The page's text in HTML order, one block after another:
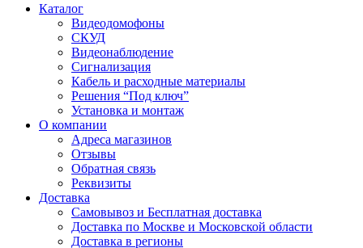
Каталог
Видеодомофоны
СКУД
Видеонаблюдение
Сигнализация
Кабель и расходные материалы
Решения “Под ключ”
Установка и монтаж
О компании
Адреса магазинов
Отзывы
Обратная связь
Реквизиты
Доставка
Самовывоз и Бесплатная доставка
Доставка по Москве и Московской области
Доставка в регионы